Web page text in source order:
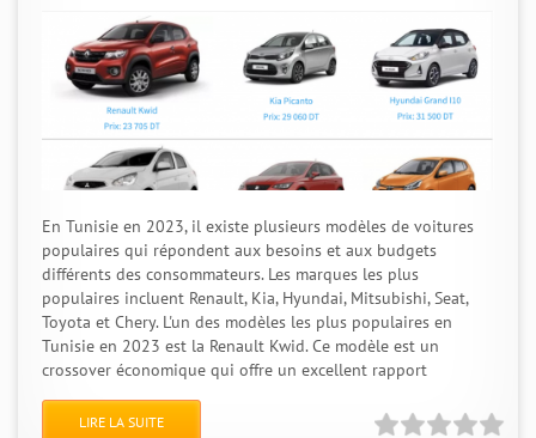
En Tunisie en 2023, il existe plusieurs modèles de voitures
populaires qui répondent aux besoins et aux budgets
différents des consommateurs. Les marques les plus
populaires incluent Renault, Kia, Hyundai, Mitsubishi, Seat,
Toyota et Chery. L'un des modèles les plus populaires en
Tunisie en 2023 est la Renault Kwid. Ce modèle est un
crossover économique qui offre un excellent rapport
LIRE LA SUITE